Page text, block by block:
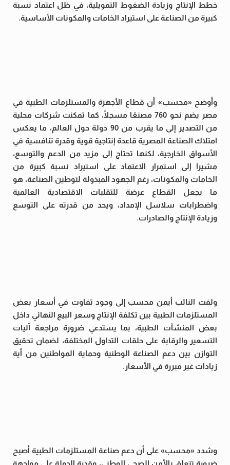
خطط الإنتاج وزيادة الضغوط التمويلية، في ظل اعتماد نسبة
كبيرة من الصناعة على استيراد الخامات والمكونات الأساسية.
وأوضح «محسب» أن قطاع الأجهزة والمستلزمات الطبية في
مصر يضم نحو 760 مصنعًا مسجلًا، كما تمكنت شركات محلية
من التصدير إلى ما يقرب من 90 دولة حول العالم، ما يعكس
امتلاك الصناعة المصرية قاعدة إنتاجية قوية وقدرة تنافسية في
الأسواق الخارجية، لكنها تحتاج إلى مزيد من الدعم والتوسع،
مشيرا إلى استمرار الاعتماد على استيراد نسبة كبيرة من
الخامات والمكونات، رغم الجهود المبذولة لتوطين الصناعة، هو
ما يجعل القطاع عرضة للتقلبات الاقتصادية العالمية
واضطرابات سلاسل الإمداد، ويحد من قدرته على التوسع
وزيادة الإنتاج والصادرات.
ولفت النائب أيمن محسب إلى وجود تفاوت في أسعار بعض
المستلزمات الطبية بين تكلفة الإنتاج وسعر البيع النهائي داخل
بعض المنشآت الطبية، بما يستدعي ضرورة مراجعة آليات
التسعير والرقابة على حلقات التداول المختلفة، لضمان تحقيق
التوازن بين دعم الصناعة الوطنية وحماية المواطنين من أية
زيادات غير مبررة في الأسعار.
وشدد «محسب» على أن دعم صناعة المستلزمات الطبية أصبح
ضرورة تتعلق بالأمن الصحي الوطني، وقدرة الدولة على مواجهة